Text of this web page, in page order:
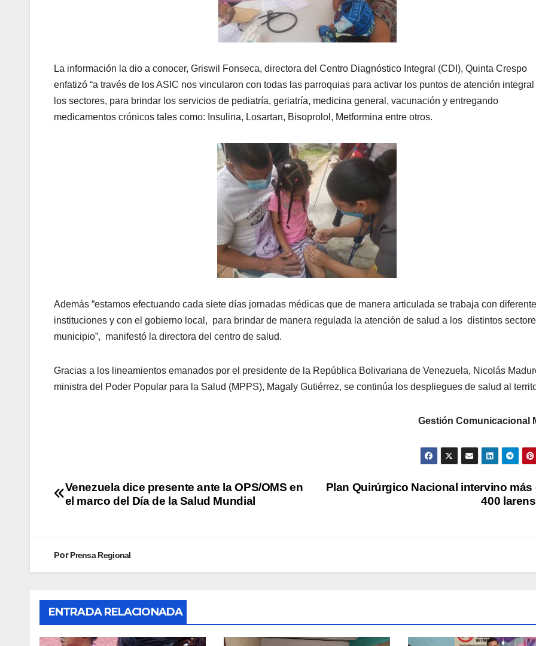
La información la dio a conocer, Griswil Fonseca, directora del Centro Diagnóstico Integral (CDI), Quinta Crespo
enfatizó “a través de los ASIC nos vincularon con todas las parroquias para activar los puntos de atención integral
los sectores, para brindar los servicios de pediatría, geriatría, medicina general, vacunación y entregando
medicamentos crónicos tales como: Insulina, Losartan, Bisoprolol, Metformina entre otros.
Además “estamos efectuando cada siete días jornadas médicas que de manera articulada se trabaja con
instituciones y con el gobierno local, para brindar de manera regulada la atención de salud a los distintos
municipio”, manifestó la directora del centro de salud.
Gracias a los lineamientos emanados por el presidente de la República Bolivariana de Venezuela, Nicolás
ministra del Poder Popular para la Salud (MPPS), Magaly Gutiérrez, se continúa los despliegues de salud al
Gestión Comunicacional
Plan Quirúrgico Nacional intervino más
400
Venezuela dice presente ante la OPS/OMS en
el marco del Día de la Salud Mundial
PorPrensa Regional
ENTRADA RELACIONADA